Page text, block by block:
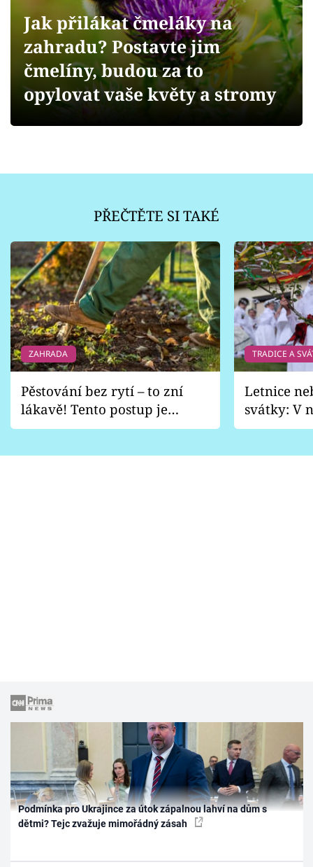
Přihlášení
Sledujte nás
Jak přilákat čmeláky na
zahradu? Postavte jim
čmelíny, budou za to
opylovat vaše květy a stromy
PŘEČTĚTE SI TAKÉ
ZAHRADA
Pěstování bez rytí – to zní
lákavě! Tento postup je
vhodný jen pro některé
TRADICE A
Letnice
svátky: V
pondělí
Podmínka pro Ukrajince za útok zápalnou lahví na dům s
dětmi? Tejc zvažuje mimořádný zásah